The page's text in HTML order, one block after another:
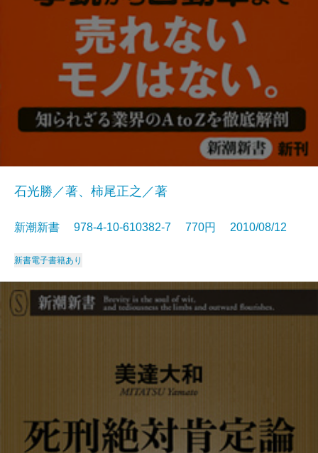
石光勝／著、柿尾正之／著
新潮新書 978-4-10-610382-7 770円 2010/08/12
新書電子書籍あり